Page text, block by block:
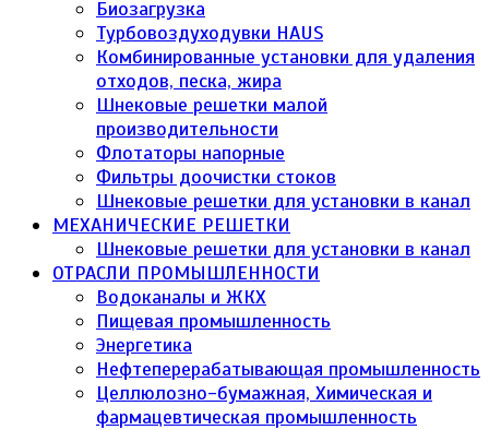
Биозагрузка
Турбовоздуходувки HAUS
Комбинированные установки для удаления
отходов, песка, жира
Шнековые решетки малой
производительности
Флотаторы напорные
Фильтры доочистки стоков
Шнековые решетки для установки в канал
МЕХАНИЧЕСКИЕ РЕШЕТКИ
Шнековые решетки для установки в канал
ОТРАСЛИ ПРОМЫШЛЕННОСТИ
Водоканалы и ЖКХ
Пищевая промышленность
Энергетика
Нефтеперерабатывающая промышленность
Целлюлозно-бумажная, Химическая и
фармацевтическая промышленность